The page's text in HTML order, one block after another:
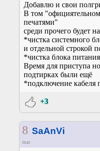
Добавлю и свои
В том
печатями"
среди прочего будет
*чистка системного
и отдельной строкой
*чистка блока
Время для приступа
подтирках были ещё
*подключение
+3
8 SaAnVi
tzar